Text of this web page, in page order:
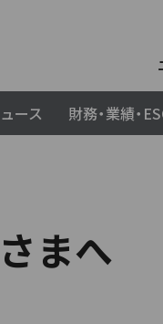
ース 財務・業績・
まへ